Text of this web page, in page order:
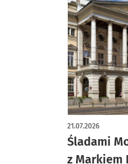
Śladami
z Markiem
21.07.2026